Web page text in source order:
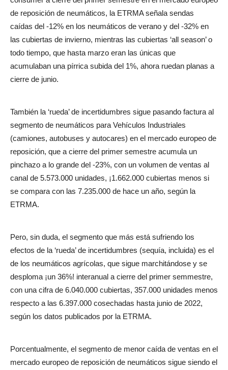
de reposición de neumáticos, la ETRMA señala sendas
caídas del -12% en los neumáticos de verano y del -32% en
las cubiertas de invierno, mientras las cubiertas ‘all season’ o
todo tiempo, que hasta marzo eran las únicas que
acumulaban una pírrica subida del 1%, ahora ruedan planas a
cierre de junio.
También la ‘rueda’ de incertidumbres sigue pasando factura al
segmento de neumáticos para Vehículos Industriales
(camiones, autobuses y autocares) en el mercado europeo de
reposición, que a cierre del primer semestre acumula un
pinchazo a lo grande del -23%, con un volumen de ventas al
canal de 5.573.000 unidades, ¡1.662.000 cubiertas menos si
se compara con las 7.235.000 de hace un año, según la
ETRMA.
Pero, sin duda, el segmento que más está sufriendo los
efectos de la ‘rueda’ de incertidumbres (sequía, incluida) es el
de los neumáticos agrícolas, que sigue marchitándose y se
desploma ¡un 36%! interanual a cierre del primer semmestre,
con una cifra de 6.040.000 cubiertas, 357.000 unidades menos
respecto a las 6.397.000 cosechadas hasta junio de 2022,
según los datos publicados por la ETRMA.
Porcentualmente, el segmento de menor caída de ventas en el
mercado europeo de reposición de neumáticos sigue siendo el